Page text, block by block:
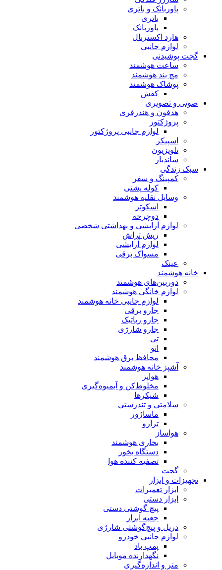
پاوربانک و باتری
باتری
پاوربانک
هارد اکسترنال
لوازم جانبی
گجت پوشیدنی
ساعت هوشمند
مچ بند هوشمند
پوشاک هوشمند
کفش
صوتی و تصویری
هدفون و هندزفری
پروژکتور
لوازم جانبی پروژکتور
اسپیکر
تلویزیون
ساندبار
سبک زندگی
کمپینگ و سفر
کوله پشتی
وسایل نقلیه هوشمند
اسکوتر
دوچرخه
لوازم آرایشی و بهداشتی شخصی
ریش تراش
لوازم آرایشی
مسواک برقی
عینک
خانه هوشمند
دوربین‌های هوشمند
لوازم خانگی هوشمند
لوازم جانبی خانه هوشمند
جارو برقی
جارو رباتیک
جارو شارژی
تی
اتو
محافظ برق هوشمند
آشپز خانه هوشمند
هواپز
مخلوط‌کن و آبمیوه‌گیری
شیکرها
سلامتی و تندرستی
ماساژور
ترازو
هواساز
بخاری هوشمند
دستگاه بخور
تصفیه کننده هوا
گجت
تجهیزات و ابزار
ابزار تعمیرات
ابزار دستی
پیچ گوشتی دستی
جعبه ابزار
دریل و پیچ‌گوشتی شارژی
لوازم جانبی خودرو
پمپ باد
نگهدارنده موبایل
متر و اندازه‌گیری